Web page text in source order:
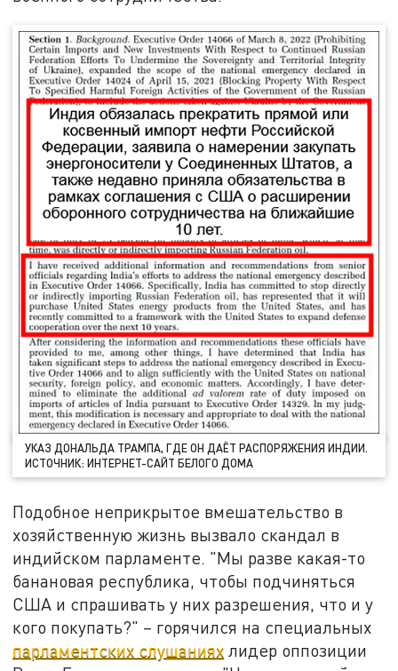
УКАЗ ДОНАЛЬДА ТРАМПА, ГДЕ ОН ДАЁТ РАСПОРЯЖЕНИЯ ИНДИИ.
ИСТОЧНИК: ИНТЕРНЕТ-САЙТ БЕЛОГО ДОМА
Подобное неприкрытое вмешательство в
хозяйственную жизнь вызвало скандал в
индийском парламенте. "Мы разве какая-то
банановая республика, чтобы подчиняться
США и спрашивать у них разрешения, что и у
кого покупать?" – горячился на специальных
парламентских слушаниях лидер оппозиции